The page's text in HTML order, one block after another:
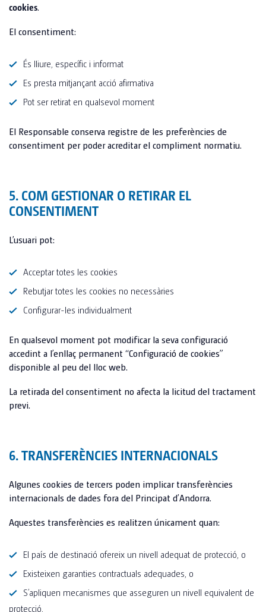
cookies.
El consentiment:
És lliure, específic i informat
Es presta mitjançant acció afirmativa
Pot ser retirat en qualsevol moment
El Responsable conserva registre de les preferències de
consentiment per poder acreditar el compliment normatiu.
5. COM GESTIONAR O RETIRAR EL
CONSENTIMENT
L’usuari pot:
Acceptar totes les cookies
Rebutjar totes les cookies no necessàries
Configurar-les individualment
En qualsevol moment pot modificar la seva configuració
accedint a l’enllaç permanent “Configuració de cookies”
disponible al peu del lloc web.
La retirada del consentiment no afecta la licitud del tractament
previ.
6. TRANSFERÈNCIES INTERNACIONALS
Algunes cookies de tercers poden implicar transferències
internacionals de dades fora del Principat d’Andorra.
Aquestes transferències es realitzen únicament quan:
El país de destinació ofereix un nivell adequat de protecció, o
Existeixen garanties contractuals adequades, o
S’apliquen mecanismes que asseguren un nivell equivalent de
protecció.